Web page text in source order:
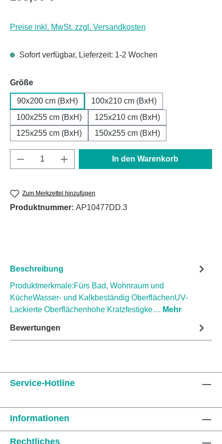
Preise inkl. MwSt. zzgl. Versandkosten
Sofort verfügbar, Lieferzeit: 1-2 Wochen
Größeauswählen
90x200 cm (BxH)
100x210 cm (BxH)
100x255 cm (BxH)
125x210 cm (BxH)
125x255 cm (BxH)
150x255 cm (BxH)
Produkt Anzahl: Gib den gewünschten
In den Warenkorb
Zum Merkzettel hinzufügen
Produktnummer: AP10477DD.3
Beschreibung
Produktmerkmale:Fürs Bad, Wohnraum und
KücheWasser- und Kalkbeständig OberflächenUV-
Lackierte Oberflächenhohe Kratzfestigke… Mehr
Bewertungen
Service-Hotline
Informationen
Rechtliches